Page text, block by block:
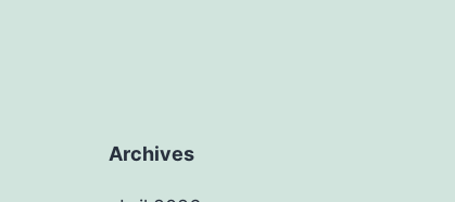
Archives